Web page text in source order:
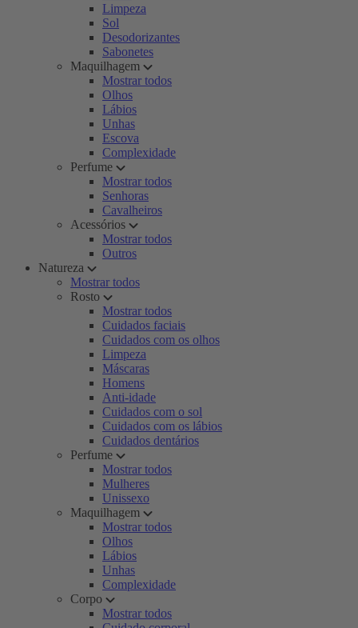
Limpeza
Sol
Desodorizantes
Sabonetes
Maquilhagem
Mostrar todos
Olhos
Lábios
Unhas
Escova
Complexidade
Perfume
Mostrar todos
Senhoras
Cavalheiros
Acessórios
Mostrar todos
Outros
Natureza
Mostrar todos
Rosto
Mostrar todos
Cuidados faciais
Cuidados com os olhos
Limpeza
Máscaras
Homens
Anti-idade
Cuidados com o sol
Cuidados com os lábios
Cuidados dentários
Perfume
Mostrar todos
Mulheres
Unissexo
Maquilhagem
Mostrar todos
Olhos
Lábios
Unhas
Complexidade
Corpo
Mostrar todos